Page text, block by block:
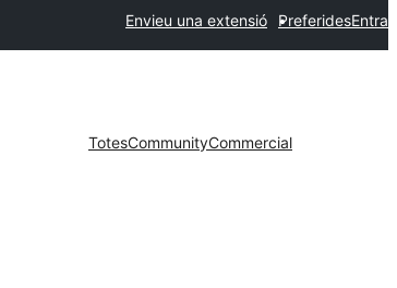
Envieu una extensió PreferidesEntra
TotesCommunityCommercial